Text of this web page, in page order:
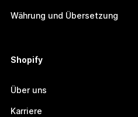
Währung und Übersetzung
Shopify
Über uns
Karriere